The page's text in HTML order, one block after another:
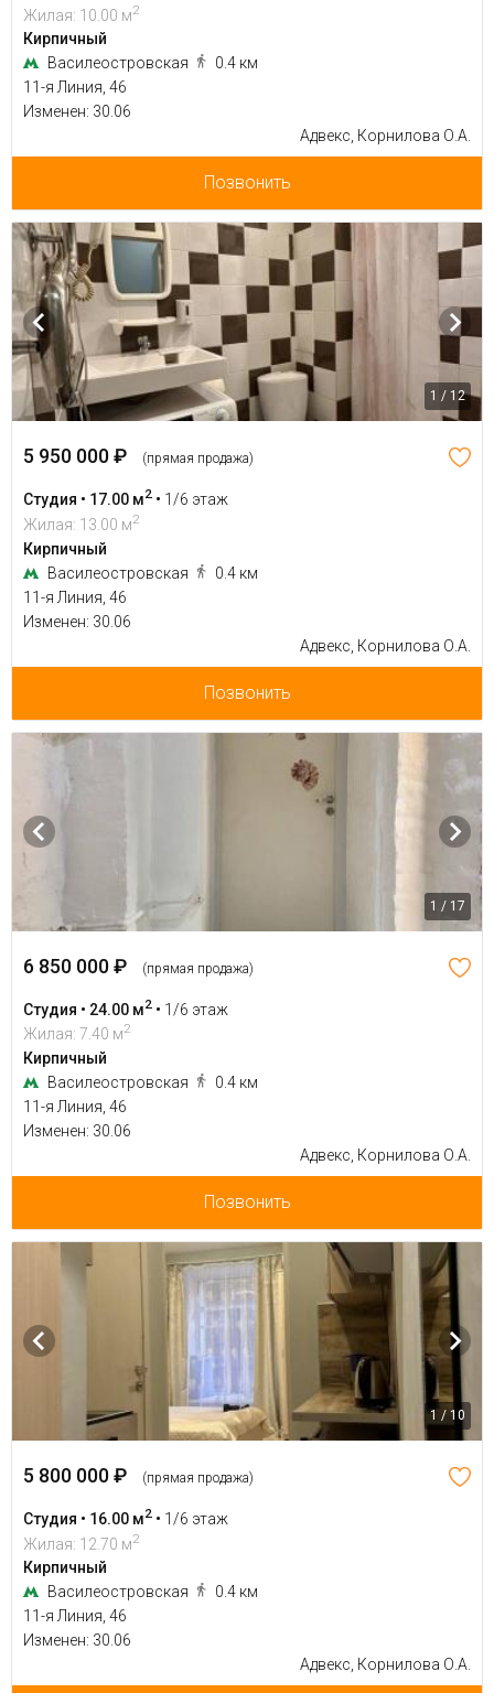
Жилая: 10.00 м2
Кирпичный
Василеостровская
0.4 км
11-я Линия, 46
Изменен: 30.06
Адвекс, Корнилова О.А.
Позвонить
1 / 12
5 950 000 ₽ (прямая продажа)
Студия • 17.00 м2 • 1/6 этаж
Жилая: 13.00 м2
Кирпичный
Василеостровская
0.4 км
11-я Линия, 46
Изменен: 30.06
Адвекс, Корнилова О.А.
Позвонить
1 / 17
6 850 000 ₽ (прямая продажа)
Студия • 24.00 м2 • 1/6 этаж
Жилая: 7.40 м2
Кирпичный
Василеостровская
0.4 км
11-я Линия, 46
Изменен: 30.06
Адвекс, Корнилова О.А.
Позвонить
1 / 10
5 800 000 ₽ (прямая продажа)
Студия • 16.00 м2 • 1/6 этаж
Жилая: 12.70 м2
Кирпичный
Василеостровская
0.4 км
11-я Линия, 46
Изменен: 30.06
Адвекс, Корнилова О.А.